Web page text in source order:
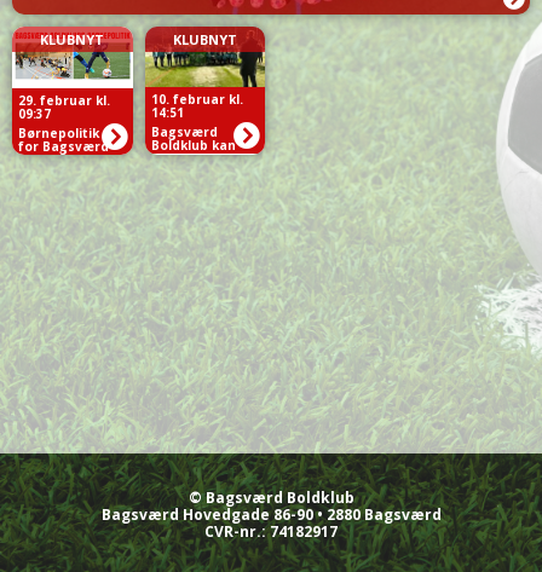
KLUBNYT
29. februar kl.
09:37
Børnepolitik
for Bagsværd
Boldklub
KLUBNYT
10. februar kl.
14:51
Bagsværd
Boldklub kan
nu kalde sig
DBU Get Movin
klub
© Bagsværd Boldklub
Bagsværd Hovedgade 86-90 • 2880 Bagsværd
CVR-nr.:74182917